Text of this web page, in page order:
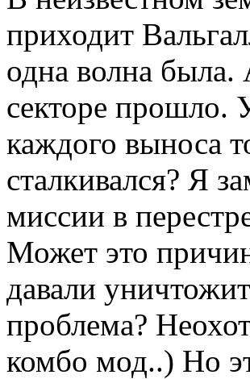
приходит
одна волна была.
секторе прошло.
каждого выноса
сталкивался? Я
миссии в
Может это
давали
проблема?
комбо мод..) Но